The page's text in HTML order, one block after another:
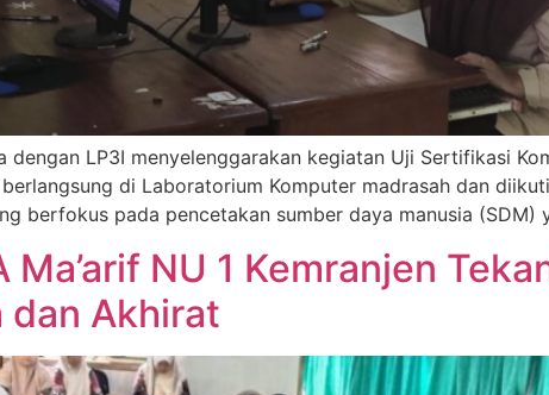
dengan LP3I menyelenggarakan kegiatan Uji Sertifikasi
di Laboratorium Komputer madrasah dan
berfokus pada pencetakan sumber daya manusia
NU 1 Kemranjen
dan Akhirat